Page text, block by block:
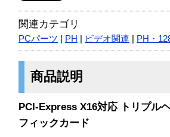
関連カテゴリ
PCパーツ PH ビデオ関連 PH・
商品説明
PCI-Express X16対応 トリプル
フィックカード